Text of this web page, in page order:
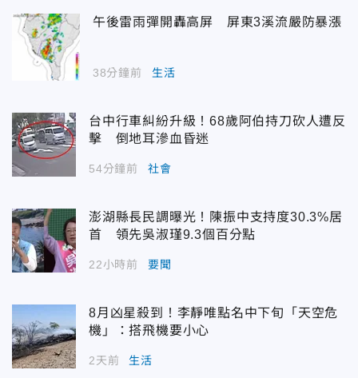
午後雷雨彈開轟高屏 屏東3溪流嚴防暴漲
38分鐘前 生活
台中行車糾紛升級！68歲阿伯持刀砍人遭反
擊 倒地耳滲血昏迷
54分鐘前 社會
澎湖縣長民調曝光！陳振中支持度30.3%居
首 領先吳淑瑾9.3個百分點
22小時前 要聞
8月凶星殺到！李靜唯點名中下旬「天空危
機」：搭飛機要小心
2天前 生活